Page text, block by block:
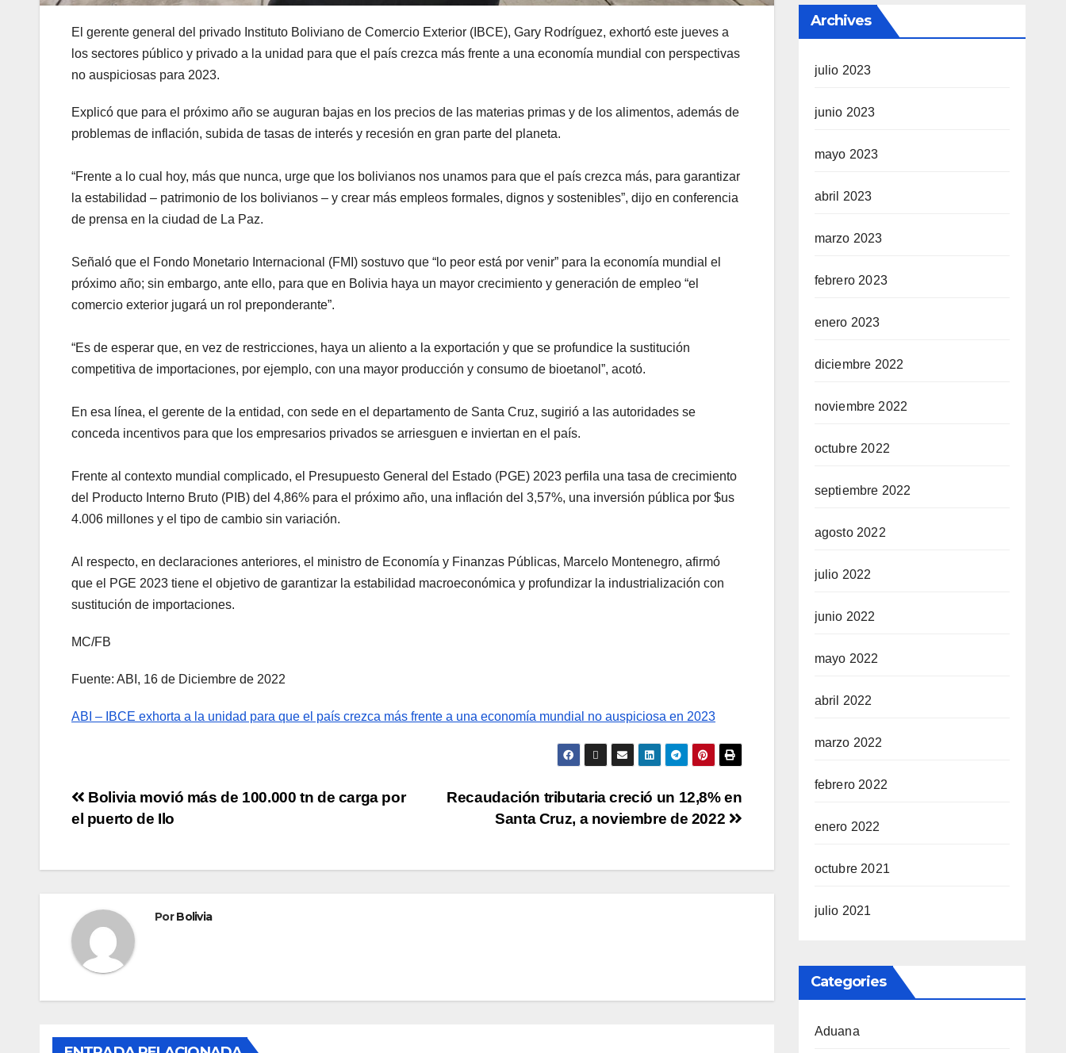
El gerente general del privado Instituto Boliviano de Comercio Exterior (IBCE), Gary Rodríguez, exhortó este jueves a
los sectores público y privado a la unidad para que el país crezca más frente a una economía mundial con perspectivas
no auspiciosas para 2023.
Explicó que para el próximo año se auguran bajas en los precios de las materias primas y de los alimentos, además de
problemas de inflación, subida de tasas de interés y recesión en gran parte del planeta.
“Frente a lo cual hoy, más que nunca, urge que los bolivianos nos unamos para que el país crezca más, para garantizar
la estabilidad – patrimonio de los bolivianos – y crear más empleos formales, dignos y sostenibles”, dijo en conferencia
de prensa en la ciudad de La Paz.
Señaló que el Fondo Monetario Internacional (FMI) sostuvo que “lo peor está por venir” para la economía mundial el
próximo año; sin embargo, ante ello, para que en Bolivia haya un mayor crecimiento y generación de empleo “el
comercio exterior jugará un rol preponderante”.
“Es de esperar que, en vez de restricciones, haya un aliento a la exportación y que se profundice la sustitución
competitiva de importaciones, por ejemplo, con una mayor producción y consumo de bioetanol”, acotó.
En esa línea, el gerente de la entidad, con sede en el departamento de Santa Cruz, sugirió a las autoridades se
conceda incentivos para que los empresarios privados se arriesguen e inviertan en el país.
Frente al contexto mundial complicado, el Presupuesto General del Estado (PGE) 2023 perfila una tasa de crecimiento
del Producto Interno Bruto (PIB) del 4,86% para el próximo año, una inflación del 3,57%, una inversión pública por $us
4.006 millones y el tipo de cambio sin variación.
Al respecto, en declaraciones anteriores, el ministro de Economía y Finanzas Públicas, Marcelo Montenegro, afirmó
que el PGE 2023 tiene el objetivo de garantizar la estabilidad macroeconómica y profundizar la industrialización con
sustitución de importaciones.
MC/FB
Fuente: ABI, 16 de Diciembre de 2022
ABI – IBCE exhorta a la unidad para que el país crezca más frente a una economía mundial no auspiciosa en 2023
Recaudación tributaria creció un 12,8% en
Santa Cruz, a noviembre de 2022
Bolivia movió más de 100.000 tn de carga por
el puerto de Ilo
PorBolivia
Archives
julio 2023
junio 2023
mayo 2023
abril 2023
marzo 2023
febrero 2023
enero 2023
diciembre 2022
noviembre 2022
octubre 2022
septiembre 2022
agosto 2022
julio 2022
junio 2022
mayo 2022
abril 2022
marzo 2022
febrero 2022
enero 2022
octubre 2021
julio 2021
Categories
Aduana